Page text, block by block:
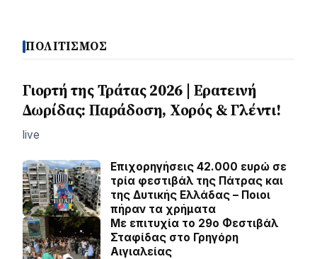
ΠΟΛΙΤΙΣΜΟΣ
Γιορτή της Τράτας 2026 | Ερατεινή
Δωρίδας: Παράδοση, Χορός & Γλέντι!
live
Επιχορηγήσεις 42.000 ευρώ σε
τρία φεστιβάλ της Πάτρας και
της Δυτικής Ελλάδας – Ποιοι
πήραν τα χρήματα
Με επιτυχία το 29ο Φεστιβάλ
Σταφίδας στο Γρηγόρη
Aιγιαλείας